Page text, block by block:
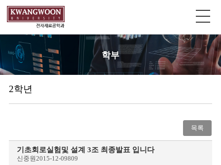
학부
2학년
목록
기초회로실험및 설계 3조 최종발표 입니다
신중원2015-12-09809